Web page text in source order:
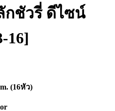
กชัวรี่ ดีไซน์
16]
(16หัว)